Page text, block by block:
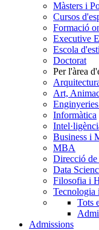
Màsters i
Cursos
Formació
Executive
Escola
Doctorat
Per l'àrea
Art,
Informàtica
Business i
MBA
Direcció de
Data
Filosofia i
Tecnologia
Tots
Admissions